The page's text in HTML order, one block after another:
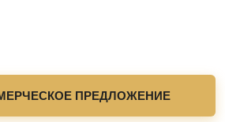
ПРЕДЛОЖЕНИЕ